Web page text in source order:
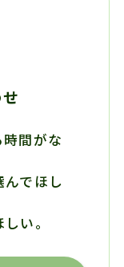
間がな
でほし
い。